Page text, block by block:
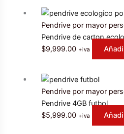
Pendrive por mayor
Pendrive de carton
$9,999.00 +iva
Pendrive por mayor
Pendrive 4GB futbol
$5,999.00 +iva